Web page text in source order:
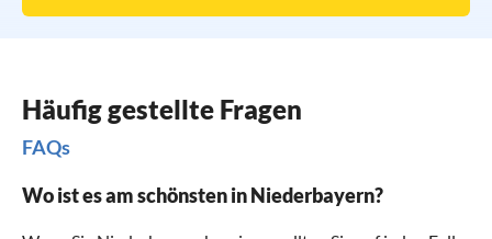
Häufig gestellte Fragen
FAQs
Wo ist es am schönsten in Niederbayern?